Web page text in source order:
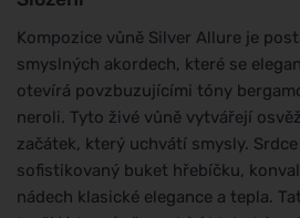
Kompozice vůně Silver Allure je
smyslných akordech, které se
otevírá povzbuzujícími tóny
neroli. Tyto živé vůně vytvářejí
začátek, který uchvátí smysly.
sofistikovaný buket hřebíčku,
nádech klasické elegance a tepla.